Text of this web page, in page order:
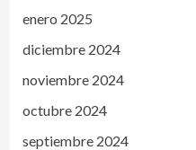
enero 2025
diciembre 2024
noviembre 2024
octubre 2024
septiembre 2024